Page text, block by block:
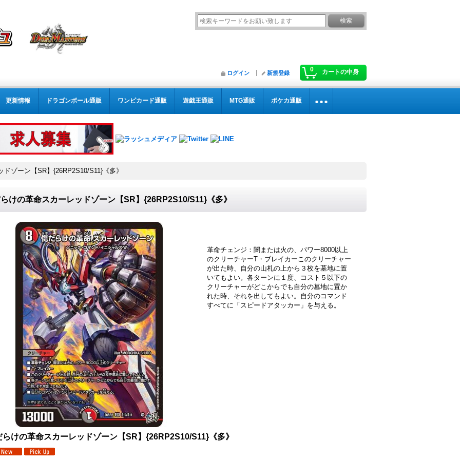
0 カートの中身
ログイン 新規登録
更新情報 ドラゴンボール通販 ワンピカード通販 遊戯王通販 MTG通販 ポケカ通販
ゾーン【SR】{26RP2S10/S11}《多》
けの革命スカーレッドゾーン【SR】{26RP2S10/S11}《多》
革命チェンジ：闇または火の、パワー8000以上
のクリーチャーT・ブレイカーこのクリーチャー
が出た時、自分の山札の上から３枚を墓地に置
いてもよい。各ターンに１度、コスト５以下の
クリーチャーがどこからでも自分の墓地に置か
れた時、それを出してもよい。自分のコマンド
すべてに「スピードアタッカー」を与える。
らけの革命スカーレッドゾーン【SR】{26RP2S10/S11}《多》